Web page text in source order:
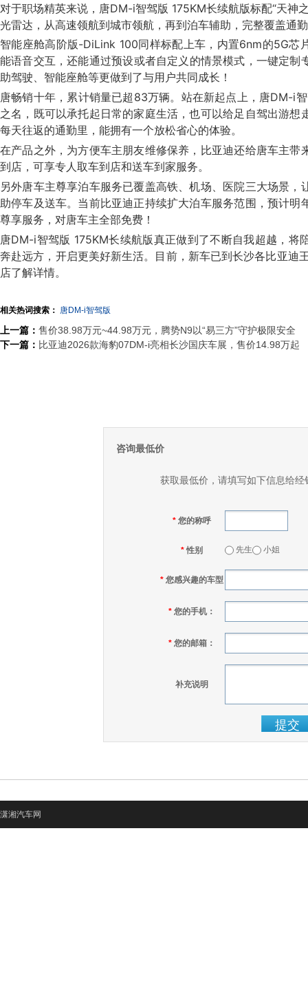
对于职场精英来说，唐DM-i智驾版 175KM长续航版标配“天神
光雷达，从高速领航到城市领航，再到泊车辅助，完整覆盖通
智能座舱高阶版-DiLink 100同样标配上车，内置6nm的5G芯
能语音交互，还能通过预设或者自定义的情景模式，一键定制
助驾驶、智能座舱等更做到了与用户共同成长！
唐畅销十年，累计销量已超83万辆。站在新起点上，唐DM-i
之名，既可以承托起日常的家庭生活，也可以给足自驾出游想
每天往返的通勤里，能拥有一个放松省心的体验。
在产品之外，为方便车主朋友维修保养，比亚迪还给唐车主带
到店，可享专人取车到店和送车到家服务。
另外唐车主尊享泊车服务已覆盖高铁、机场、医院三大场景，
助停车及送车。当前比亚迪正持续扩大泊车服务范围，预计明
尊享服务，对唐车主全部免费！
唐DM-i智驾版 175KM长续航版真正做到了不断自我超越，将
奔赴远方，开启更美好新生活。目前，新车已到长沙各比亚迪
店了解详情。
相关热词搜索： 唐DM-i智驾版
上一篇： 售价38.98万元~44.98万元，腾势N9以“易三方”守护极限安全
下一篇： 比亚迪2026款海豹07DM-i亮相长沙国庆车展，售价14.98万起
咨询最低价
获取最低价，请填写如下信息给
* 您的称呼
*性别 先生 小姐
* 您感兴趣的车型
* 您的手机：
* 您的邮箱：
补充说明
潇湘汽车网